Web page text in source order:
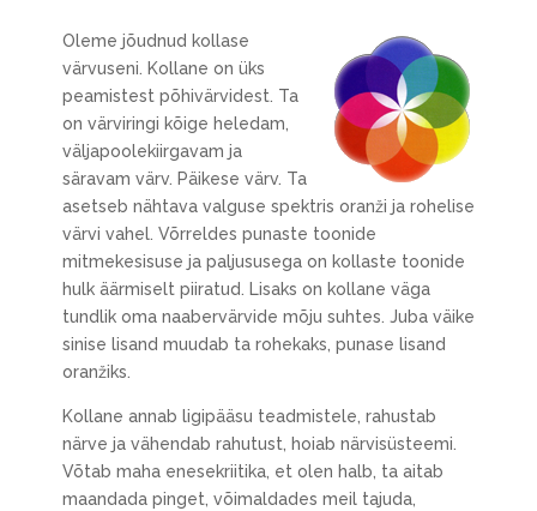
Oleme jõudnud kollase
värvuseni. Kollane on üks
peamistest põhivärvidest. Ta
on värviringi kõige heledam,
väljapoolekiirgavam ja
säravam värv. Päikese värv. Ta
asetseb nähtava valguse spektris oranži ja rohelise
värvi vahel. Võrreldes punaste toonide
mitmekesisuse ja paljususega on kollaste toonide
hulk äärmiselt piiratud. Lisaks on kollane väga
tundlik oma naabervärvide mõju suhtes. Juba väike
sinise lisand muudab ta rohekaks, punase lisand
oranžiks.
Kollane annab ligipääsu teadmistele, rahustab
närve ja vähendab rahutust, hoiab närvisüsteemi.
Võtab maha enesekriitika, et olen halb, ta aitab
maandada pinget, võimaldades meil tajuda,